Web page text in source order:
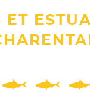
ET